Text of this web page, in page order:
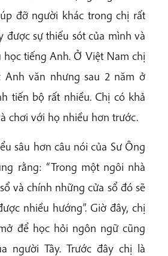
đỡ người khác trong chị rất
được sự thiếu sót của mình và
tiếng Anh. Ở Việt Nam chị
Anh văn nhưng sau 2 năm ở
tiến bộ rất nhiều. Chị có khả
chơi với họ nhiều hơn trước.
sâu hơn câu nói của Sư Ông
rằng: “Trong một ngôi nhà
và chính những cửa sổ đó sẽ
nhiều hướng”. Giờ đây, chị
để học hỏi ngôn ngữ cũng
người Tây. Trước đây chị là